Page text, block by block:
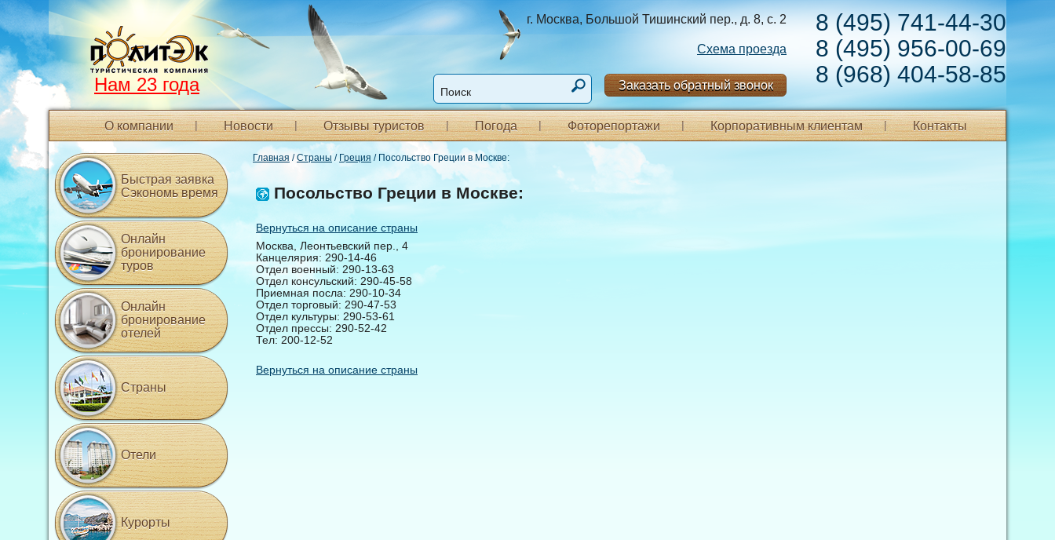
8 (495) 741-44-30
8 (495) 956-00-69
8 (968) 404-58-85
г. Москва, Большой Тишинский пер., д. 8, с. 2
Схема проезда
Заказать обратный звонок
Нам 23 года
О компании Новости Отзывы туристов Погода Фоторепортажи Корпоративным клиентам Контакты
Главная /Страны / Греция / Посольство Греции в Москве:
Посольство Греции в Москве:
Вернуться на описание страны
Москва, Леонтьевский пер., 4
Канцелярия: 290-14-46
Отдел военный: 290-13-63
Отдел консульский: 290-45-58
Приемная посла: 290-10-34
Отдел торговый: 290-47-53
Отдел культуры: 290-53-61
Отдел прессы: 290-52-42
Тел: 200-12-52
Вернуться на описание страны
Быстрая заявка
Сэкономь время
Онлайн
бронирование
туров
Онлайн
бронирование
отелей
Страны
Отели
Курорты